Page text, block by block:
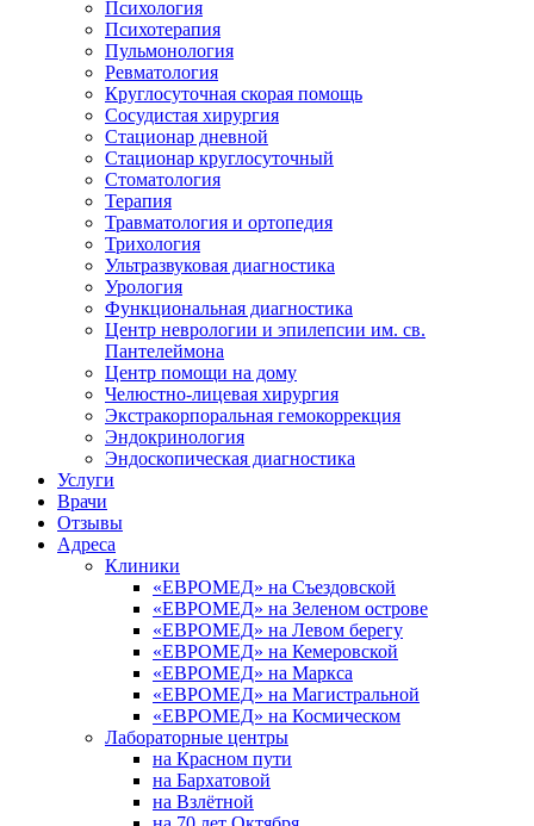
Психология
Психотерапия
Пульмонология
Ревматология
Круглосуточная скорая помощь
Сосудистая хирургия
Стационар дневной
Стационар круглосуточный
Стоматология
Терапия
Травматология и ортопедия
Трихология
Ультразвуковая диагностика
Урология
Функциональная диагностика
Центр неврологии и эпилепсии им. св.
Пантелеймона
Центр помощи на дому
Челюстно-лицевая хирургия
Экстракорпоральная гемокоррекция
Эндокринология
Эндоскопическая диагностика
Услуги
Врачи
Отзывы
Адреса
Клиники
«ЕВРОМЕД» на Съездовской
«ЕВРОМЕД» на Зеленом острове
«ЕВРОМЕД» на Левом берегу
«ЕВРОМЕД» на Кемеровской
«ЕВРОМЕД» на Маркса
«ЕВРОМЕД» на Магистральной
«ЕВРОМЕД» на Космическом
Лабораторные центры
на Красном пути
на Бархатовой
на Взлётной